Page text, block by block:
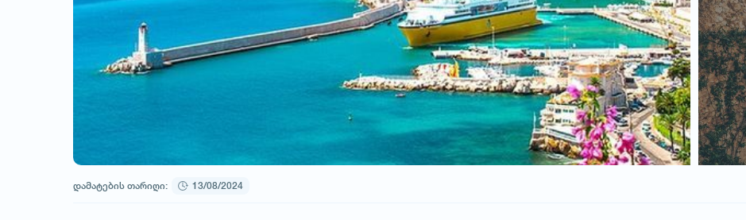
დამატების თარიღი: 13/08/2024